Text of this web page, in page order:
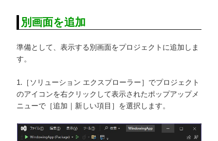
別画面を追加
準備として、表示する別画面をプロジェクトに追加しま
す。
1.［ソリューション エクスプローラー］でプロジェクト
のアイコンを右クリックして表示されたポップアップメ
ニューで［追加｜新しい項目］を選択します。